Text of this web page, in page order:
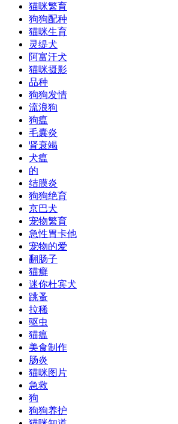
猫咪繁育
狗狗配种
猫咪生育
灵缇犬
阿富汗犬
猫咪摄影
品种
狗狗发情
流浪狗
狗瘟
毛囊炎
肾衰竭
犬瘟
的
结膜炎
狗狗绝育
京巴犬
宠物繁育
急性胃卡他
宠物的爱
翻肠子
猫癣
迷你杜宾犬
跳蚤
拉稀
驱虫
猫瘟
美食制作
肠炎
猫咪图片
急救
狗
狗狗养护